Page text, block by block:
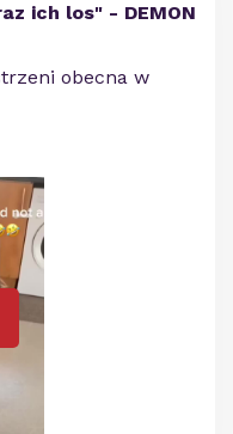
ich los" - DEMON
obecna w